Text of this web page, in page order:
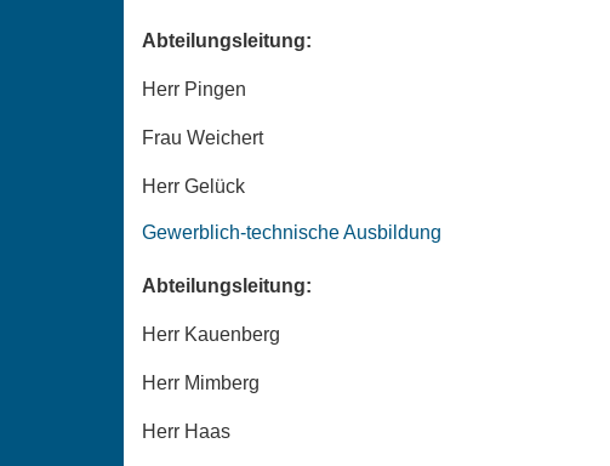
Abteilungsleitung:
Herr Pingen
Frau Weichert
Herr Gelück
Gewerblich-technische Ausbildung
Abteilungsleitung:
Herr Kauenberg
Herr Mimberg
Herr Haas